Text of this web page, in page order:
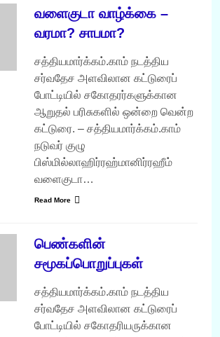
வளைகுடா வாழ்க்கை –
வரமா? சாபமா?
சத்தியமார்க்கம்.காம் நடத்திய
சர்வதேச அளவிலான கட்டுரைப்
போட்டியில் சகோதரர்களுக்கான
ஆறுதல் பரிசுகளில் ஒன்றை வென்ற
கட்டுரை. – சத்தியமார்க்கம்.காம்
நடுவர் குழு
பிஸ்மில்லாஹிர்ரஹ்மானிர்ரஹீம்
வளைகுடா…
Read More
பெண்களின்
சமூகப்பொறுப்புகள்
சத்தியமார்க்கம்.காம் நடத்திய
சர்வதேச அளவிலான கட்டுரைப்
போட்டியில் சகோதரியருக்கான